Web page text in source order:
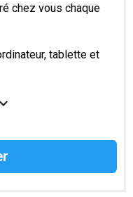
chez vous chaque
tablette et
avant la sortie